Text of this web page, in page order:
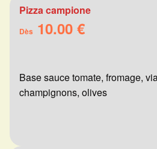
Pizza campione
Dès 10.00 €
Base sauce tomate, fromage,
champignons, olives